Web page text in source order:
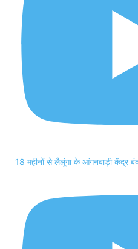
18 महीनों से लैलूंगा के आंगनबाड़ी केंद्र बंद